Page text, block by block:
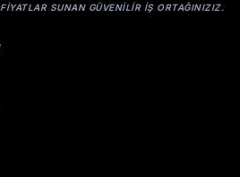
SUNAN GÜVENILIR IŞ ORTAĞINIZIZ.